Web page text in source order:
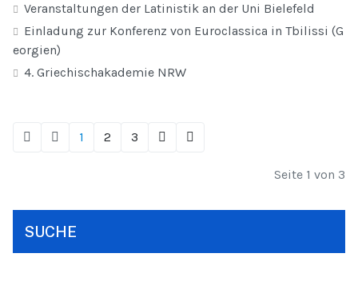
Veranstaltungen der Latinistik an der Uni Bielefeld
Einladung zur Konferenz von Euroclassica in Tbilissi (G
eorgien)
4. Griechischakademie NRW
1 2 3
Seite 1 von 3
SUCHE